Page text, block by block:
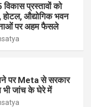
विकास प्रस्तावों को
होटल, औद्योगिक भवन
पर अहम फैसले
पर Meta से सरकार
भी जांच के घेरे में